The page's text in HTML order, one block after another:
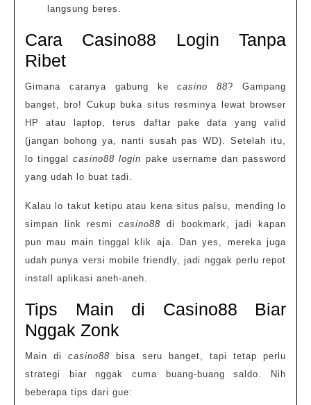
langsung beres.
Cara Casino88 Login Tanpa
Ribet
Gimana caranya gabung kecasino 88? Gampang
banget, bro! Cukup buka situs resminya lewat browser
HP atau laptop, terus daftar pake data yang valid
(jangan bohong ya, nanti susah pas WD). Setelah itu,
lo tinggalcasino88 login pake username dan password
yang udah lo buat tadi.
Kalau lo takut ketipu atau kena situs palsu, mending lo
simpan link resmicasino88 di bookmark, jadi kapan
pun mau main tinggal klik aja. Dan yes, mereka juga
udah punya versi mobile friendly, jadi nggak perlu repot
install aplikasi aneh-aneh.
Tips Main di Casino88 Biar
Nggak Zonk
Main dicasino88 bisa seru banget, tapi tetap perlu
strategi biar nggak cuma buang-buang saldo. Nih
beberapa tips dari gue: